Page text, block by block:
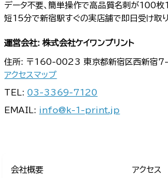
データ不要、簡単操作で高品質名刺が100
短15分で新宿駅すぐの実店舗で即日受け取り
運営会社: 株式会社ケイワンプリント
住所: 〒160-0023 東京都新宿区西新宿
アクセスマップ
TEL:03-3369-7120
EMAIL: info@k-1-print.jp
会社概要 アクセス